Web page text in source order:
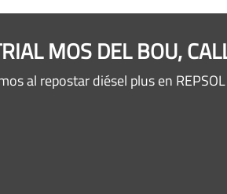
MOS DEL BOU,
al repostar diésel plus en